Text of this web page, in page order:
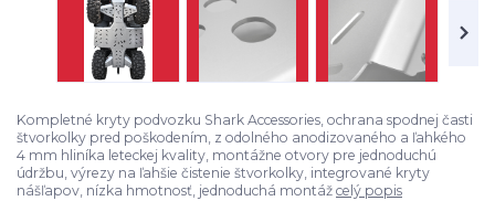
Kompletné kryty podvozku Shark Accessories, ochrana spodnej časti
štvorkolky pred poškodením, z odolného anodizovaného a ľahkého
4 mm hliníka leteckej kvality, montážne otvory pre jednoduchú
údržbu, výrezy na ľahšie čistenie štvorkolky, integrované kryty
nášľapov, nízka hmotnosť, jednoduchá montáž celý popis